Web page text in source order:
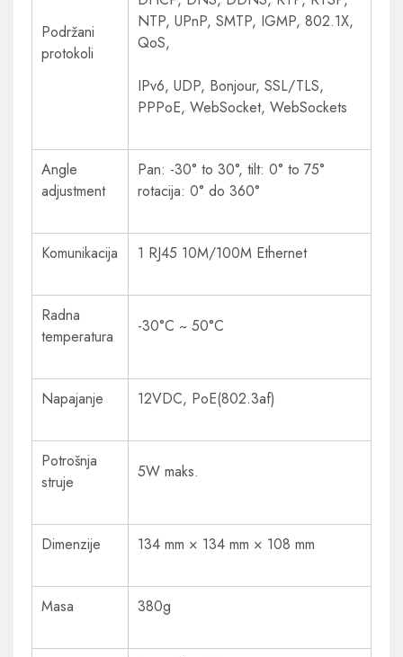
Podržani
protokoli
NTP, UPnP, SMTP, IGMP, 802.1X,
QoS,
IPv6, UDP, Bonjour, SSL/TLS,
PPPoE, WebSocket, WebSockets
Angle
adjustment
Pan: -30° to 30°, tilt: 0° to 75°
rotacija: 0° do 360°
Komunikacija 1 RJ45 10M/100M Ethernet
Radna
temperatura
-30°C ~ 50°C
Napajanje 12VDC, PoE(802.3af)
Potrošnja
struje
5W maks.
Dimenzije 134 mm × 134 mm × 108 mm
Masa 380g